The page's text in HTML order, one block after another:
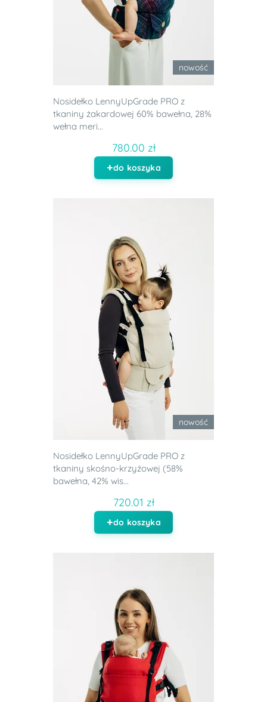
nowość
Nosidełko LennyUpGrade PRO z
tkaniny żakardowej 60% bawełna, 28%
wełna meri...
780.00 zł
do koszyka
nowość
Nosidełko LennyUpGrade PRO z
tkaniny skośno-krzyżowej (58%
bawełna, 42% wis...
720.01 zł
do koszyka